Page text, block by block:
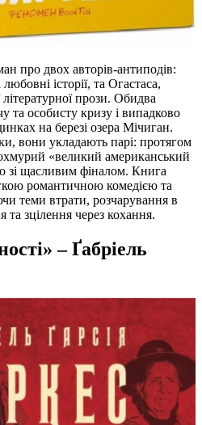
про двох авторів-антиподів:
історії, та Огастаса,
прози. Обидва
та особисту кризу і випадково
на березі озера Мічиган.
вони укладають парі: протягом
«великий американський
зі щасливим фіналом. Книга
романтичною комедією та
теми втрати, розчарування в
та зцілення через кохання.
– Ґабріель